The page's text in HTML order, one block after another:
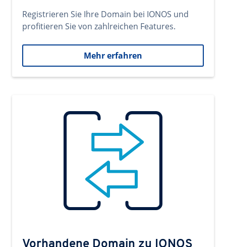
Registrieren Sie Ihre Domain bei IONOS und
profitieren Sie von zahlreichen Features.
Mehr erfahren
Vorhandene Domain zu IONOS